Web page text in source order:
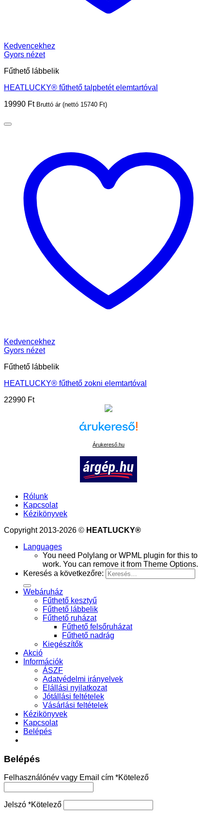
Kedvencekhez
Gyors nézet
Fűthető lábbelik
HEATLUCKY® fűthető talpbetét elemtartóval
19990 Ft Bruttó ár (nettó 15740 Ft)
Kedvencekhez
Gyors nézet
Fűthető lábbelik
HEATLUCKY® fűthető zokni elemtartóval
22990 Ft
Árukereső.hu
Rólunk
Kapcsolat
Kézikönyvek
Copyright 2013-2026 © HEATLUCKY®
Languages
You need Polylang or WPML plugin for this to
work. You can remove it from Theme Options.
Keresés a következőre:
Webáruház
Fűthető kesztyű
Fűthető lábbelik
Fűthető ruházat
Fűthető felsőruházat
Fűthető nadrág
Kiegészítők
Akció
Információk
ÁSZF
Adatvédelmi irányelvek
Elállási nyilatkozat
Jótállási feltételek
Vásárlási feltételek
Kézikönyvek
Kapcsolat
Belépés
Belépés
Felhasználónév vagy Email cím *Kötelező
Jelszó *Kötelező